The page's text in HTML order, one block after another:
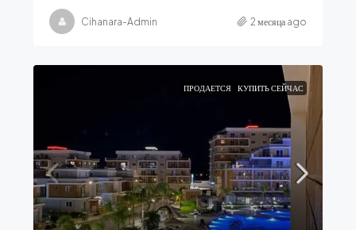
Cihanara-Admin 2 месяца ago
ПРОДАЕТСЯ КУПИТЬ СЕЙЧАС